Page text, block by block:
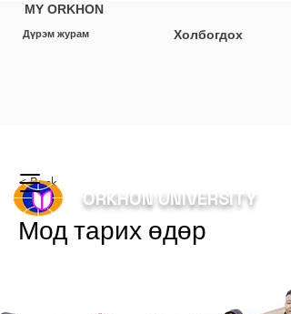
Дүрэм журам
MY ORKHON
Холбогдох
ORKHON UNIVERSITY
< Back
Мод тарих өдөр